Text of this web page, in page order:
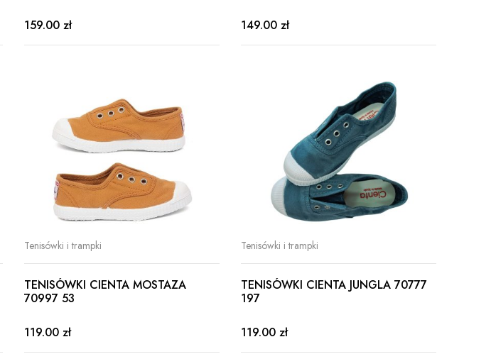
159.00 zł 149.00 zł
Tenisówki i trampki
TENISÓWKI CIENTA MOSTAZA
70997 53
119.00 zł
Tenisówki i trampki
TENISÓWKI CIENTA JUNGLA 70777
197
119.00 zł